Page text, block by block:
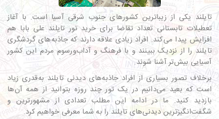
تایلند یکی از زیباترین کشورهای جنوب شرقی آسیا است. با آغاز
تعطیلات تابستانی تعداد تقاضا برای خرید تور تایلند علی بابا هم
افزایش پیدا می‌کند. افراد زیادی علاقه دارند که جاذبه‌های گردشگری
تایلند را از نزدیک ببینند و با فرهنگ و آداب‌ورسوم مردم این کشور
آسیایی بیش‌تر آشنا شوند.
برخلاف تصور بسیاری از افراد جاذبه‌های دیدنی تایلند به‌قدری زیاد
است که بعید می‌دانیم در یک تور چند روزه بتوانید از همه آن‌ها
بازدید کنید. ما در ادامه این مطلب تعدادی از مشهورترین و
شگفت‌انگیزترین دیدنی‌های تایلند را به شما معرفی خواهیم کرد.